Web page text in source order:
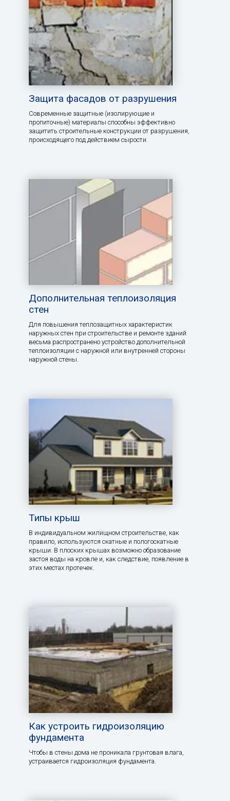
Защита фасадов от разрушения
Современные защитные (изолирующие и
пропиточные) материалы способны эффективно
защитить строительные конструкции от разрушения,
происходящего под действием сырости.
Дополнительная теплоизоляция
стен
Для повышения теплозащитных характеристик
наружных стен при строительстве и ремонте зданий
весьма распространено устройство дополнительной
теплоизоляции с наружной или внутренней стороны
наружной стены.
Типы крыш
В индивидуальном жилищном строительстве, как
правило, используются скатные и пологоскатные
крыши. В плоских крышах возможно образование
застоя воды на кровле и, как следствие, появление в
этих местах протечек.
Как устроить гидроизоляцию
фундамента
Чтобы в стены дома не проникала грунтовая влага,
устраивается гидроизоляция фундамента.